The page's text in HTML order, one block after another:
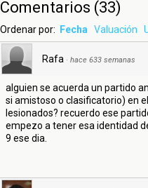
Comentarios (33)
Ordenar por: Fecha Valuación
Rafa · hace 633 semanas
alguien se acuerda un partido
si amistoso o clasificatorio) en
lesionados? recuerdo ese
empezo a tener esa identidad
9 ese dia.